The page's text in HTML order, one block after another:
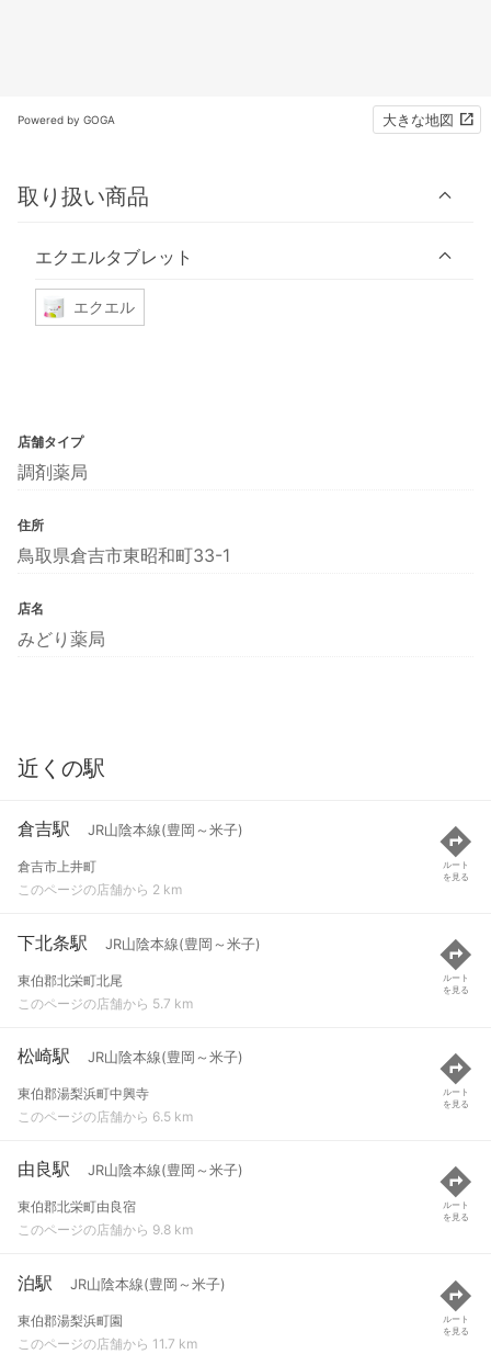
Powered by GOGA 大きな地図
取り扱い商品
エクエルタブレット
エクエル
店舗タイプ
調剤薬局
住所
鳥取県倉吉市東昭和町33-1
店名
みどり薬局
近くの駅
倉吉駅 JR山陰本線(豊岡～米子)
倉吉市上井町
このページの店舗から 2 km
ルート
を見る
下北条駅 JR山陰本線(豊岡～米子)
東伯郡北栄町北尾
このページの店舗から 5.7 km
ルート
を見る
松崎駅 JR山陰本線(豊岡～米子)
東伯郡湯梨浜町中興寺
このページの店舗から 6.5 km
ルート
を見る
由良駅 JR山陰本線(豊岡～米子)
東伯郡北栄町由良宿
このページの店舗から 9.8 km
ルート
を見る
泊駅 JR山陰本線(豊岡～米子)
東伯郡湯梨浜町園
このページの店舗から 11.7 km
ルート
を見る